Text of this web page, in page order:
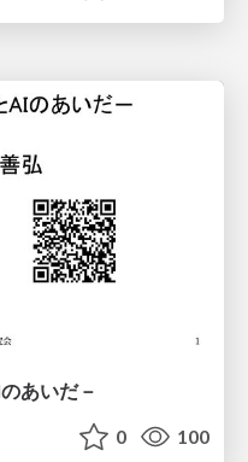
あいだ－
0 100